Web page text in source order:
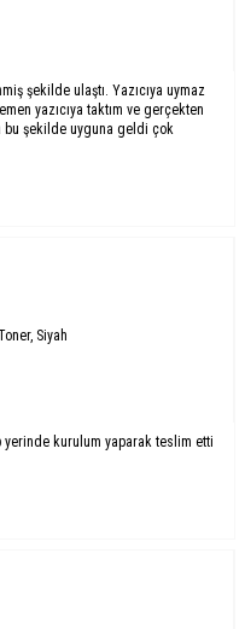
şekilde ulaştı. Yazıcıya uymaz
yazıcıya taktım ve gerçekten
bu şekilde uyguna geldi çok
Siyah
kurulum yaparak teslim etti